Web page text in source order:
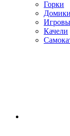
Горки
Домики
Качели